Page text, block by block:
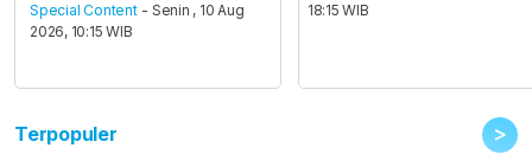
Special Content - Senin , 10 Aug
2026, 10:15 WIB
18:15 WIB
Terpopuler >